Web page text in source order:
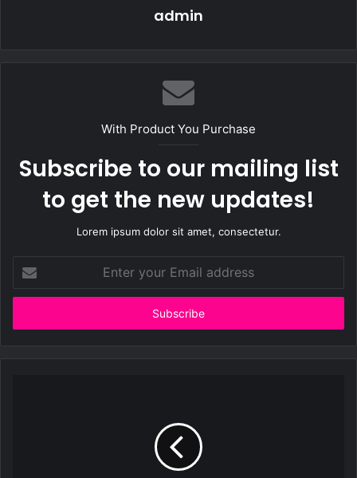
admin
With Product You Purchase
Subscribe to our mailing list
to get the new updates!
Lorem ipsum dolor sit amet, consectetur.
your
Email